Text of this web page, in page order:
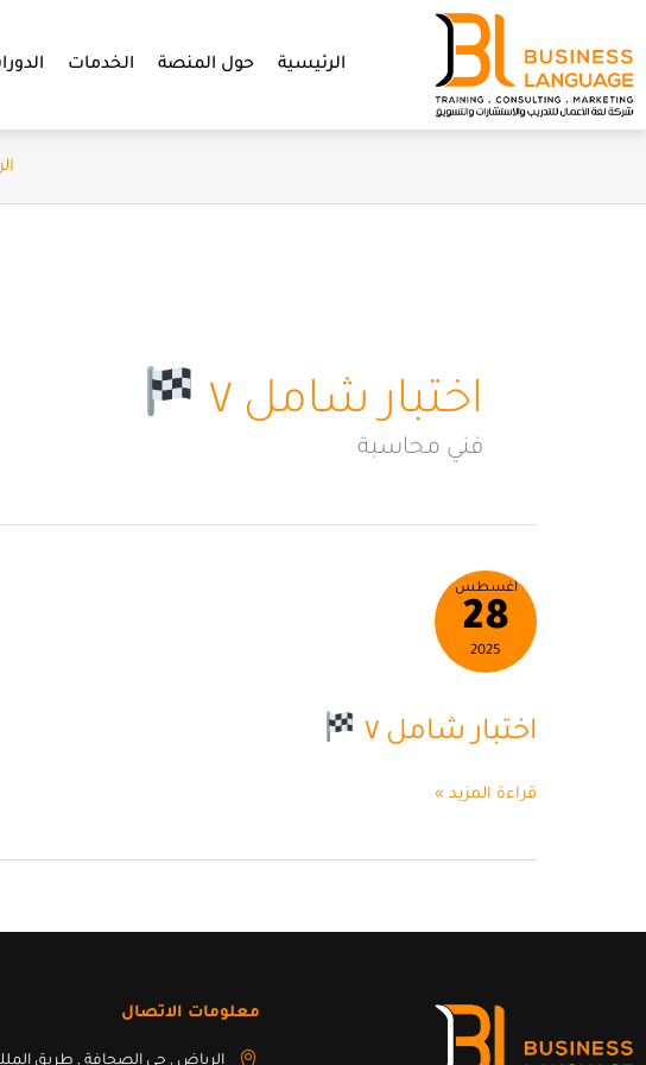
المحتوى
الرئيسية حول المنصة الخدمات
اختبار شامل ٧
فني محاسبة
أغسطس
28
2025
اختبار شامل ٧
اختبار
شامل
٧
قراءة المزيد »
معلومات الاتصال
الرياض , حي الصحافة , طريق